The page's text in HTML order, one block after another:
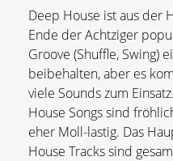
Deep House ist aus der
Ende der Achtziger
Groove (Shuffle, Swing)
beibehalten, aber es
viele Sounds zum
House Songs sind
eher Moll-lastig. Das
House Tracks sind